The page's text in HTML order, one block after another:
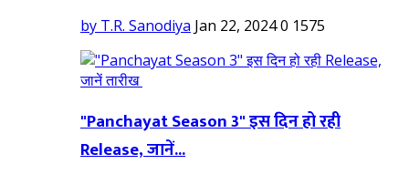
by T.R. Sanodiya Jan 22, 20240 1575
"Panchayat Season 3" इस दिन हो रही
Release, जानें...